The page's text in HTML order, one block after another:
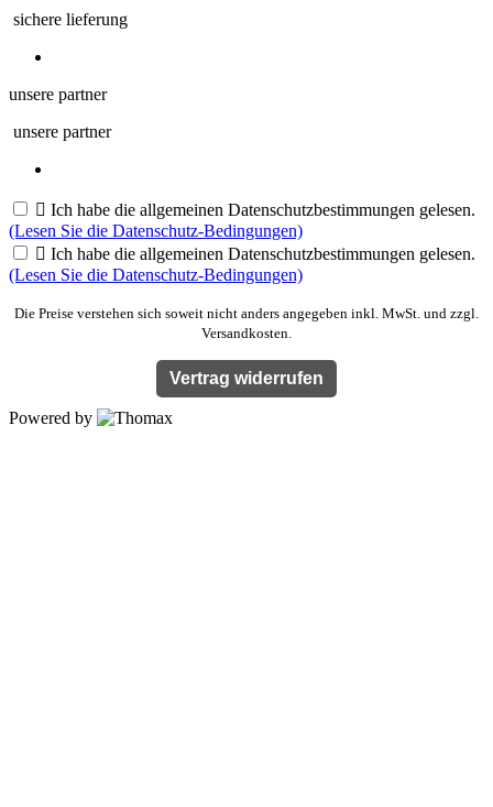
sichere lieferung
unsere partner
unsere partner
 Ich habe die allgemeinen Datenschutzbestimmungen gelesen.
(Lesen Sie die Datenschutz-Bedingungen)
 Ich habe die allgemeinen Datenschutzbestimmungen gelesen.
(Lesen Sie die Datenschutz-Bedingungen)
Die Preise verstehen sich soweit nicht anders angegeben inkl. MwSt. und zzgl.
Versandkosten.
Vertrag widerrufen
Powered by